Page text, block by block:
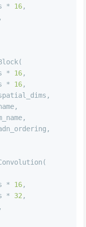
*
16,
,
*
16,
*
16,
*
16,
*
32 ,
,